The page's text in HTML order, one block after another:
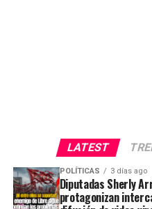
LATEST
POLÍTICAS 3 días ago
Diputadas Sherly
protagonizan